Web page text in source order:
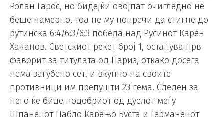
Ролан Гарос, но бидејќи овојпат очигледно не
беше намерно, тоа не му попречи да стигне до
рутинска 6:4/6:3/6:3 победа над Русинот Карен
Хачанов. Светскиот рекет број 1, останува прв
фаворит за титулата од Париз, откако досега
нема загубено сет, и вкупно на своите
противници им препушти 23 гема. Следен за
него ќе биде подобриот од дуелот меѓу
Шпанецот Пабло Карењо Буста и Германецот